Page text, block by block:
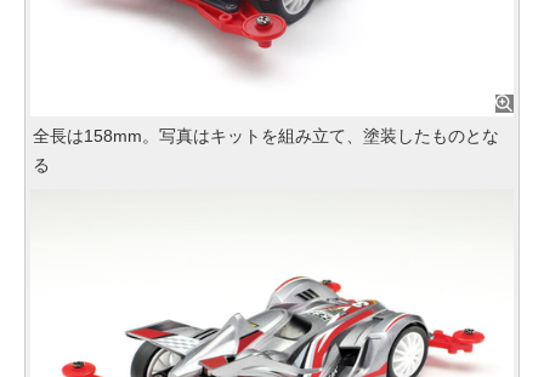
全長は158mm。写真はキットを組み立て、塗装したものとな
る